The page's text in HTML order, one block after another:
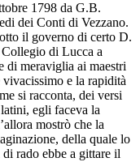
1798 da G.B.
dei Conti di Vezzano.
il governo di certo D.
di Lucca a
di meraviglia ai maestri
e la rapidità
si racconta, dei versi
egli faceva la
mostrò che la
della quale lo
rado ebbe a gittare il